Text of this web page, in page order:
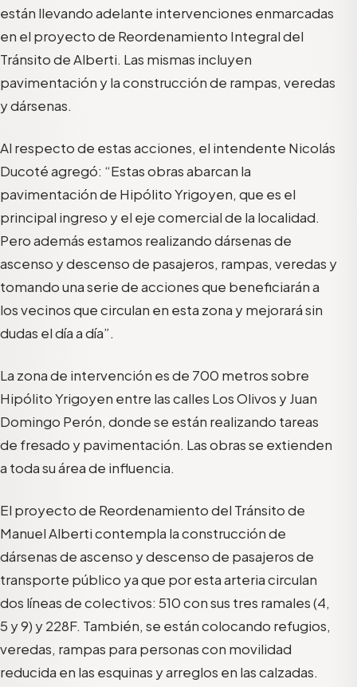
están llevando adelante intervenciones enmarcadas
en el proyecto de Reordenamiento Integral del
Tránsito de Alberti. Las mismas incluyen
pavimentación y la construcción de rampas, veredas
y dársenas.
Al respecto de estas acciones, el intendente Nicolás
Ducoté agregó: “Estas obras abarcan la
pavimentación de Hipólito Yrigoyen, que es el
principal ingreso y el eje comercial de la localidad.
Pero además estamos realizando dársenas de
ascenso y descenso de pasajeros, rampas, veredas y
tomando una serie de acciones que beneficiarán a
los vecinos que circulan en esta zona y mejorará sin
dudas el día a día”.
La zona de intervención es de 700 metros sobre
Hipólito Yrigoyen entre las calles Los Olivos y Juan
Domingo Perón, donde se están realizando tareas
de fresado y pavimentación. Las obras se extienden
a toda su área de influencia.
El proyecto de Reordenamiento del Tránsito de
Manuel Alberti contempla la construcción de
dársenas de ascenso y descenso de pasajeros de
transporte público ya que por esta arteria circulan
dos líneas de colectivos: 510 con sus tres ramales (4,
5 y 9) y 228F. También, se están colocando refugios,
veredas, rampas para personas con movilidad
reducida en las esquinas y arreglos en las calzadas.